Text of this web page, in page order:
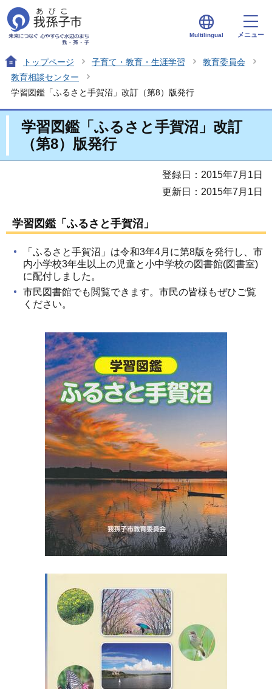
Multilingual メニュー
トップページ 子育て・教育・生涯学習
教育委員会
教育相談センター
学習図鑑「ふるさと手賀沼」改訂（第8）版発行
学習図鑑「ふるさと手賀沼」改訂
（第8）版発行
登録日：2015年7月1日
更新日：2015年7月1日
学習図鑑「ふるさと手賀沼」
「ふるさと手賀沼」は令和3年4月に第8版を発行し、市
内小学校3年生以上の児童と小中学校の図書館(図書室)
に配付しました。
市民図書館でも閲覧できます。市民の皆様もぜひご覧
ください。